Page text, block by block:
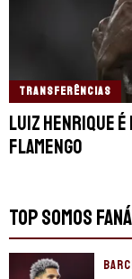
TRANSFERÊNCIAS
Luiz Henrique
Flamengo
TOP SOMOS